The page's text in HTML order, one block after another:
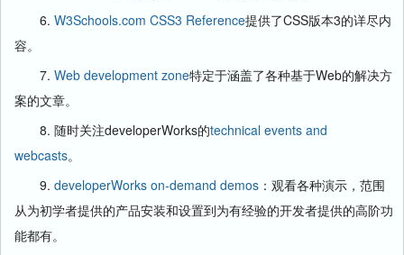
6. W3Schools.com CSS3 Reference提供了CSS版本3的详尽内
容。
7. Web development zone特定于涵盖了各种基于Web的解决方
案的文章。
8. 随时关注developerWorks的technical events and
webcasts。
9. developerWorks on-demand demos ：观看各种演示，范围
从为初学者提供的产品安装和设置到为有经验的开发者提供的高阶功
能都有。